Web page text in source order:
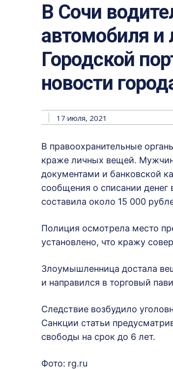
В Сочи
автомобиля
Городской
новости
17 июля, 2021
В правоохранительные
краже личных вещей.
документами и банковской
сообщения о списании
составила около 15 000
Полиция осмотрела место
установлено, что кражу
Злоумышленница достала
и направился в торговый
Следствие возбудило
Санкции статьи
свободы на срок до 6 лет.
Фото: rg.ru